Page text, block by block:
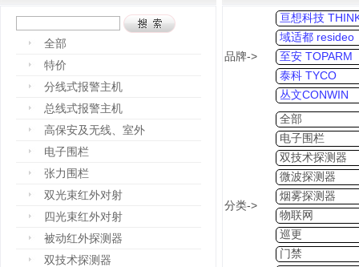
全部
特价
分线式报警主机
总线式报警主机
高保安及无线、室外
电子围栏
张力围栏
双光束红外对射
四光束红外对射
被动红外探测器
双技术探测器
品牌->
亘想科技
域适都 resideo
至安 TOPARM
泰科 TYCO
丛文CONWIN
分类->
全部
电子围栏
双技术探测器
微波探测器
烟雾探测器
物联网
巡更
门禁